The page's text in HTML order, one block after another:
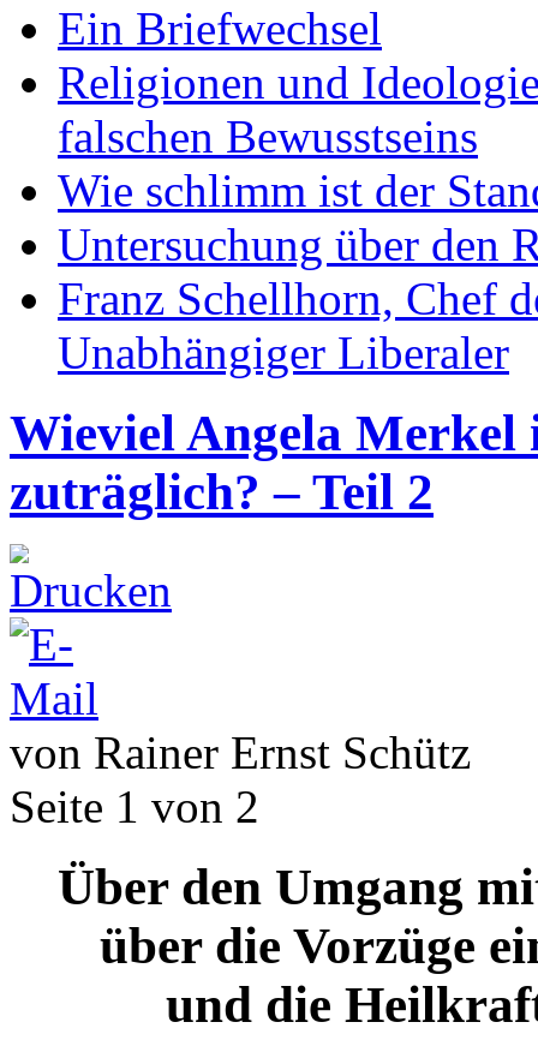
Ein Briefwechsel
Religionen und
falschen Bewusstseins
Wie schlimm ist der
Untersuchung über den
Franz Schellhorn, Chef
Unabhängiger Liberaler
Wieviel Angela
zuträglich? – Teil 2
von Rainer Ernst Schütz
Seite 1 von 2
Über den Umgang
über die Vorzüge
und die